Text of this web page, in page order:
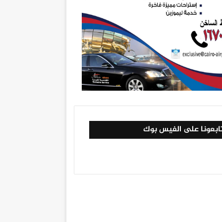
على الفيس بوك